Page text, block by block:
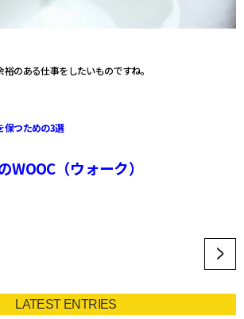
のある仕事をしたいものですね。
つための3選
WOOC（ウォーク）
LATEST ENTRIES